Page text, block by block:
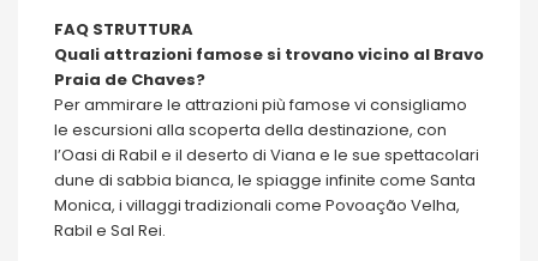
FAQ STRUTTURA
Quali attrazioni famose si trovano vicino al Bravo
Praia de Chaves?
Per ammirare le attrazioni più famose vi consigliamo
le escursioni alla scoperta della destinazione, con
l’Oasi di Rabil e il deserto di Viana e le sue spettacolari
dune di sabbia bianca, le spiagge infinite come Santa
Monica, i villaggi tradizionali come Povoação Velha,
Rabil e Sal Rei.